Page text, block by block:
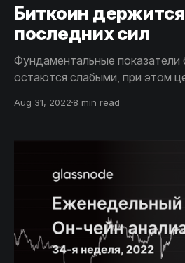
Биткоин
последних сил
Фундаментальные показатели
остаются слабыми, при этом
Инвесторы, которые продают,
Aug 31, 2022 8 min read